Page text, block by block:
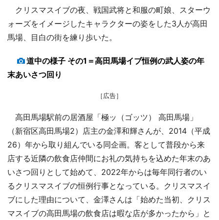
クリスマスイブの夜、戦国武将と和服の町娘、スターウ
ォーズをイメージしたキャラクターの姿をした3人が高田
馬場、目白の街を練り歩いた。
道中の様子 その1＝高田馬場イブ恒例の武人姿の年
末あいさつ回り
［広告］
高田馬場駅前の居酒屋「極ッ（ゴッツ） 高田馬場」
（新宿区高田馬場2）店主の金澤和輝さんが、2014（平成
26）年から取り組んでいる同企画。客として普段から来
店する近隣の飲食店仲間にお礼の気持ちを込めた年末のあ
いさつ回りとして始めて、2022年からは毎年同行者のい
るクリスマスイブの恒例行事となっている。クリスマスイ
ブにした理由について、金澤さんは「始めた当初、クリス
マスイブの高田馬場の飲食店は暇な店が多かったから」と